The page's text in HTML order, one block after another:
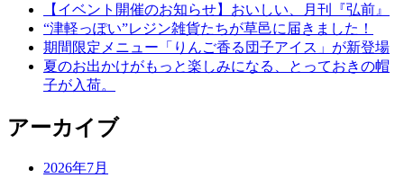
【イベント開催のお知らせ】おいしい、月刊『弘前』
“津軽っぽい”レジン雑貨たちが草邑に届きました！
期間限定メニュー「りんご香る団子アイス」が新登場
夏のお出かけがもっと楽しみになる、とっておきの帽
子が入荷。
アーカイブ
2026年7月